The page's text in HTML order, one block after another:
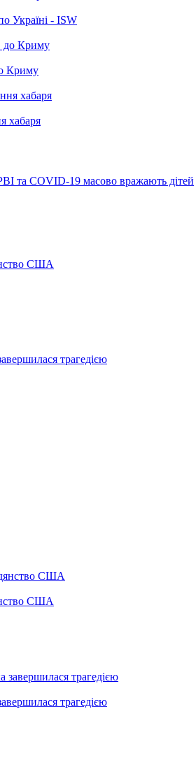
Україні - ISW
Криму
хабаря
та COVID-19 масово вражають дітей
США
трагедією
США
трагедією